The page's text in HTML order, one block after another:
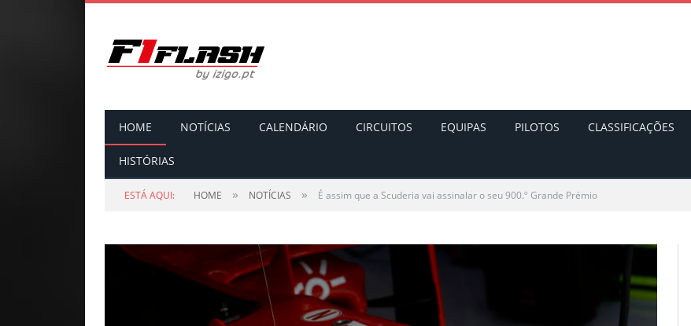
HOME NOTÍCIAS CALENDÁRIO CIRCUITOS EQUIPAS PILOTOS CLASSIFICAÇÕES
HISTÓRIAS
ESTÁ AQUI: HOME » NOTÍCIAS » É assim que a Scuderia vai assinalar o seu 900.º Grande Prémio